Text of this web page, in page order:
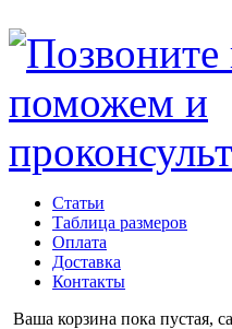
Статьи
Таблица размеров
Оплата
Доставка
Контакты
Ваша корзина пока пустая,